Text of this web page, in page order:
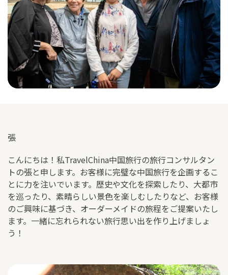
張
こんにちは！私TravelChina中国旅行の旅行コンサルタン
トの張と申します。お客様に完璧な中国旅行を企画するこ
とに力を注いでいます。歴史や文化を探索したり、大都市
を巡ったり、素晴らしい景色を楽しむしたりなど、お客様
のご興味に基づき、オーダーメイドの旅程をご提案いたし
ます。一緒に忘れられない旅行思い出を作り上げましょ
う！